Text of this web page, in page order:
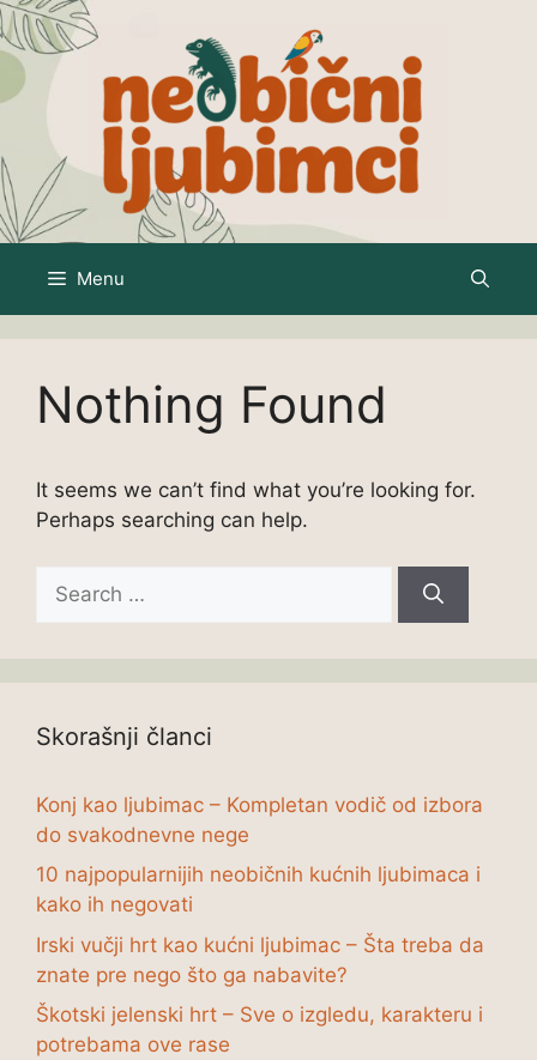
Skip
to
content
Menu
Nothing Found
It seems we can’t find what you’re looking for.
Perhaps searching can help.
for:
Skorašnji članci
Konj kao ljubimac – Kompletan vodič od izbora
do svakodnevne nege
10 najpopularnijih neobičnih kućnih ljubimaca i
kako ih negovati
Irski vučji hrt kao kućni ljubimac – Šta treba da
znate pre nego što ga nabavite?
Škotski jelenski hrt – Sve o izgledu, karakteru i
potrebama ove rase